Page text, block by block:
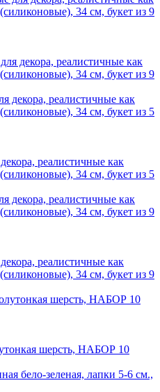
декора, реалистичные как
34 см, букет из 9
реалистичные как
34 см, букет из 5
реалистичные как
34 см, букет из 9
шерсть, НАБОР 10